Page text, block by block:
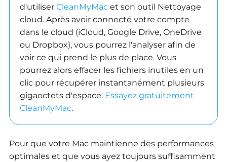
d'utiliser CleanMyMac et son outil Nettoyage
cloud. Après avoir connecté votre compte
dans le cloud (iCloud, Google Drive, OneDrive
ou Dropbox), vous pourrez l'analyser afin de
voir ce qui prend le plus de place. Vous
pourrez alors effacer les fichiers inutiles en un
clic pour récupérer instantanément plusieurs
gigaoctets d'espace. Essayez gratuitement
CleanMyMac.
Pour que votre Mac maintienne des performances
optimales et que vous ayez toujours suffisamment